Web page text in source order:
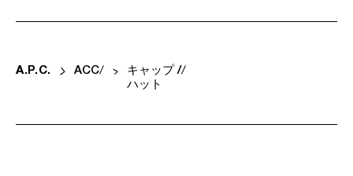
A. P. C. ACC
キャップ /
ハット